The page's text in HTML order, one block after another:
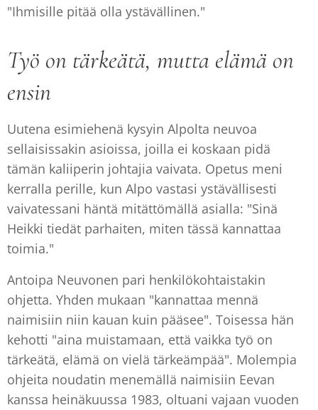
"Ihmisille pitää olla ystävällinen."
Työ on tärkeätä, mutta elämä on
ensin
Uutena esimiehenä kysyin Alpolta neuvoa
sellaisissakin asioissa, joilla ei koskaan pidä
tämän kaliiperin johtajia vaivata. Opetus meni
kerralla perille, kun Alpo vastasi ystävällisesti
vaivatessani häntä mitättömällä asialla: "Sinä
Heikki tiedät parhaiten, miten tässä kannattaa
toimia."
Antoipa Neuvonen pari henkilökohtaistakin
ohjetta. Yhden mukaan "kannattaa mennä
naimisiin niin kauan kuin pääsee". Toisessa hän
kehotti "aina muistamaan, että vaikka työ on
tärkeätä, elämä on vielä tärkeämpää". Molempia
ohjeita noudatin menemällä naimisiin Eevan
kanssa heinäkuussa 1983, oltuani vajaan vuoden